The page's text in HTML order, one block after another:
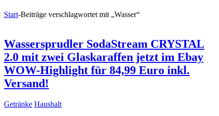
Start-Beiträge verschlagwortet mit „Wasser“
Wassersprudler SodaStream CRYSTAL
2.0 mit zwei Glaskaraffen jetzt im Ebay
WOW-Highlight für 84,99 Euro inkl.
Versand!
Getränke Haushalt